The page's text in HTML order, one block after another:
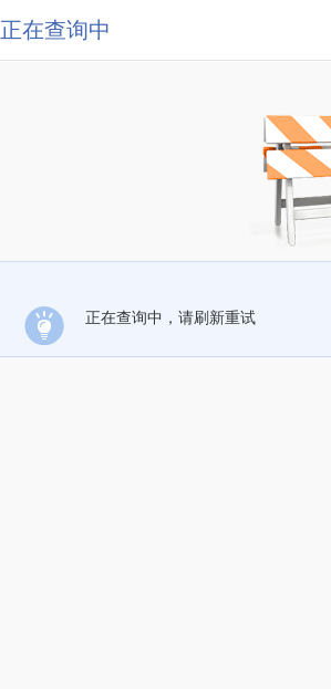
正在查询中
正在查询中，请刷新重试